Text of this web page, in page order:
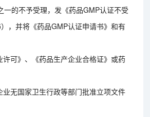
一的不予受理，发《药品GMP认证不受
，并将《药品GMP认证申请书》和有
许可》、《药品生产企业合格证》或药
无国家卫生行政等部门批准立项文件